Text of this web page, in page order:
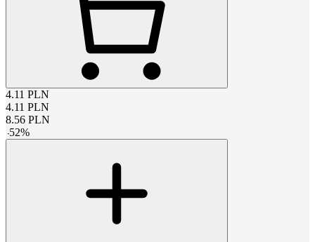
4.11 PLN
4.11 PLN
8.56 PLN
-52%